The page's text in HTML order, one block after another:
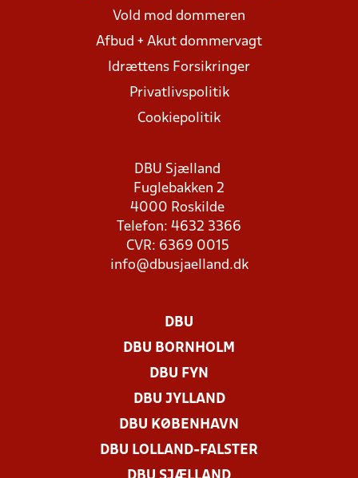
Vold mod dommeren
Afbud + Akut dommervagt
Idrættens Forsikringer
Privatlivspolitik
Cookiepolitik
DBU Sjælland
Fuglebakken 2
4000 Roskilde
Telefon: 4632 3366
CVR: 6369 0015
info@dbusjaelland.dk
DBU
DBU BORNHOLM
DBU FYN
DBU JYLLAND
DBU KØBENHAVN
DBU LOLLAND-FALSTER